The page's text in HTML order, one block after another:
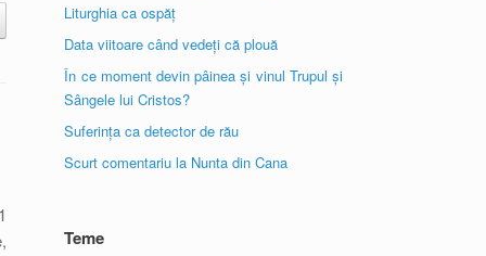
Liturghia ca ospăț
Data viitoare când vedeți că plouă
În ce moment devin pâinea și vinul Trupul și
Sângele lui Cristos?
Suferința ca detector de rău
Scurt comentariu la Nunta din Cana
Teme